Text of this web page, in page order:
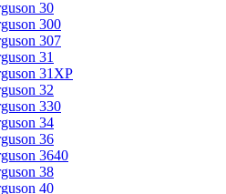
30
300
307
31
31XP
32
330
34
36
3640
38
40